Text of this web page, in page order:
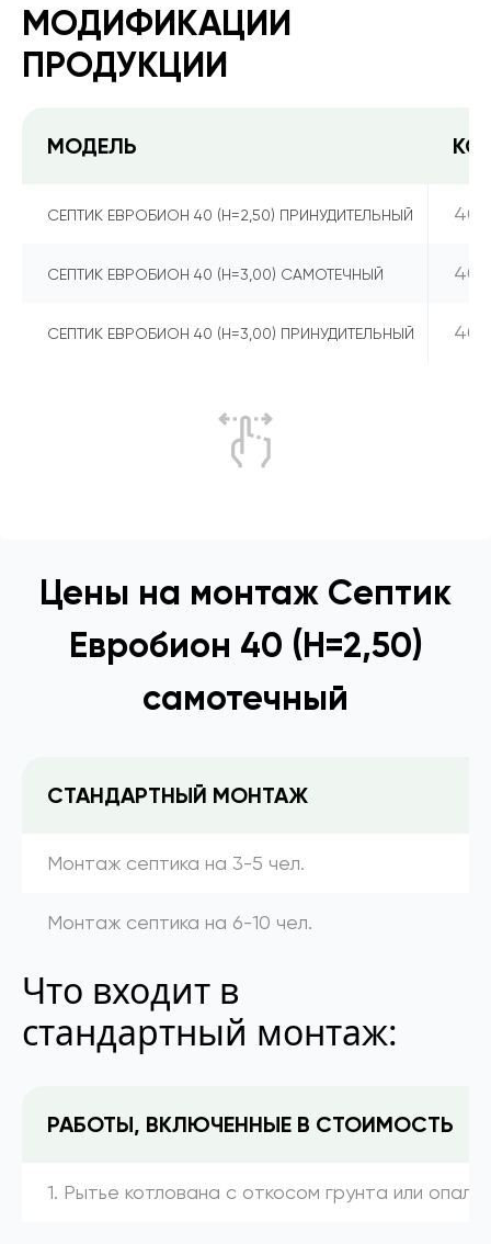
МОДИФИКАЦИИ
ПРОДУКЦИИ
МОДЕЛЬ
СЕПТИК ЕВРОБИОН 40 (Н=2,50) ПРИНУДИТЕЛЬНЫЙ 40
СЕПТИК ЕВРОБИОН 40 (Н=3,00) САМОТЕЧНЫЙ 40
СЕПТИК ЕВРОБИОН 40 (Н=3,00) ПРИНУДИТЕЛЬНЫЙ 40
Цены на монтаж Септик
Евробион 40 (Н=2,50)
самотечный
СТАНДАРТНЫЙ МОНТАЖ
Монтаж септика на 3-5 чел.
Монтаж септика на 6-10 чел.
Что входит в
стандартный монтаж:
РАБОТЫ, ВКЛЮЧЕННЫЕ В СТОИМОСТЬ
1. Рытье котлована с откосом грунта или